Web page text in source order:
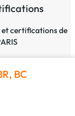
et certifications de
BC